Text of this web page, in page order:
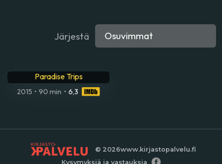
Järjestä
Paradise Trips
2015 • 90 min • 6,3
© 2026www.kirjastopalvelu.fi
Kysymyksiä ja vastauksia